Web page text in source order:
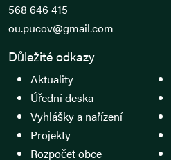
568 646 415
ou.pucov@gmail.com
Důležité odkazy
Aktuality
Úřední deska
Vyhlášky a nařízení
Projekty
Rozpočet obce